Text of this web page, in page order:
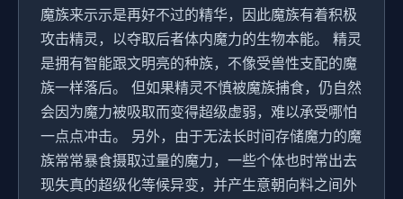
魔族来示示是再好不过的精华，因此魔族有着积极
攻击精灵，以夺取后者体内魔力的生物本能。 精灵
是拥有智能跟文明亮的种族，不像受兽性支配的魔
族一样落后。 但如果精灵不慎被魔族捕食，仍自然
会因为魔力被吸取而变得超级虚弱，难以承受哪怕
一点点冲击。 另外，由于无法长时间存储魔力的魔
族常常暴食摄取过量的魔力，一些个体也时常出去
现失真的超级化等候异变，并产生意朝向料之间外